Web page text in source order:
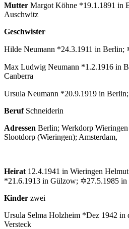
Mutter Margot Köhne *19.1.1891 in
Auschwitz
Geschwister
Hilde Neumann *24.3.1911 in Berlin;
Max Ludwig Neumann *1.2.1916 in
Canberra
Ursula Neumann *20.9.1919 in
Beruf Schneiderin
Adressen Berlin; Werkdorp
Slootdorp (Wieringen); Amsterdam,
Heirat 12.4.1941 in Wieringen
*21.6.1913 in Gülzow; ✡27.5.1985 in
Kinder zwei
Ursula Selma Holzheim *Dez 1942 in
Versteck